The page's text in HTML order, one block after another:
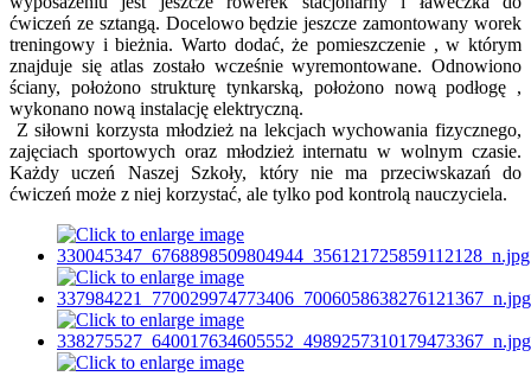
ćwiczeń ze sztangą. Docelowo będzie jeszcze zamontowany worek
treningowy i bieżnia. Warto dodać, że pomieszczenie , w którym
znajduje się atlas zostało wcześnie wyremontowane. Odnowiono
ściany, położono strukturę tynkarską, położono nową podłogę ,
wykonano nową instalację elektryczną.
Z siłowni korzysta młodzież na lekcjach wychowania fizycznego,
zajęciach sportowych oraz młodzież internatu w wolnym czasie.
Każdy uczeń Naszej Szkoły, który nie ma przeciwskazań do
ćwiczeń może z niej korzystać, ale tylko pod kontrolą nauczyciela.